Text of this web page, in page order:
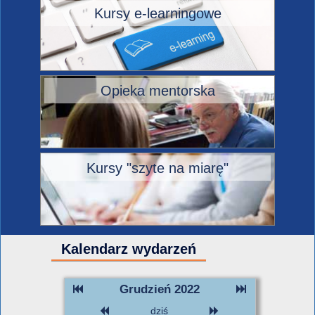
Kursy e-learningowe
Opieka mentorska
Kursy "szyte na miarę"
Kalendarz wydarzeń
Grudzień 2022
dziś